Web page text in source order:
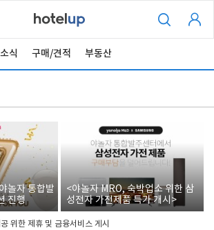
식 구매/견적 부동산
놀자 통합발
진행
<야놀자 MRO, 숙박업소 위한 삼
성전자 가전제품 특가 개시>
위한 제휴 및 금융서비스 게시